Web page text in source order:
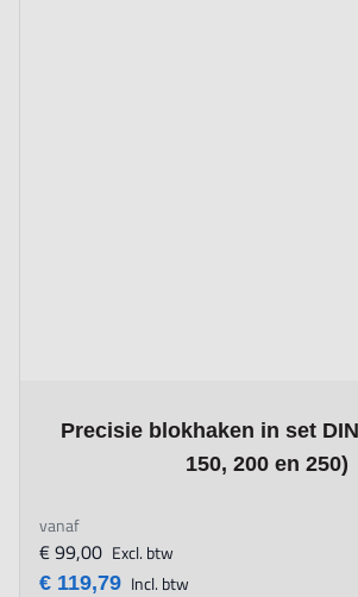
Precisie blokhaken in set
150, 200 en 250)
The price depends on the options
vanaf
€ 119,79 Incl. btw
€ 99,00 Excl. btw